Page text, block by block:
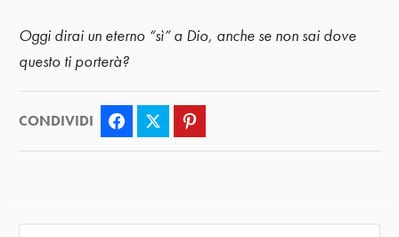
Oggi dirai un eterno “sì” a Dio, anche se non sai dove
questo ti porterà?
CONDIVIDI Facebook Twitter